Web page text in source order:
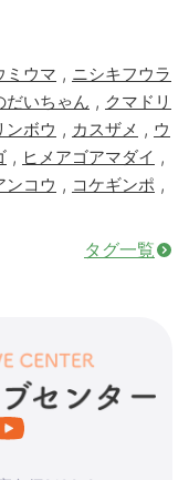
ミウマ , ニシキフウラ
だいちゃん , クマドリ
ンボウ , カスザメ , ウ
, ヒメアゴアマダイ ,
ンコウ , コケギンポ ,
タグ一覧